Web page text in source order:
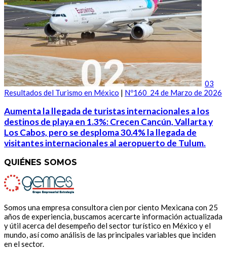
03
Resultados del Turismo en México | Nº160_24 de Marzo de 2026
Aumenta la llegada de turistas internacionales a los
destinos de playa en 1.3%: Crecen Cancún, Vallarta y
Los Cabos, pero se desploma 30.4% la llegada de
visitantes internacionales al aeropuerto de Tulum.
QUIÉNES SOMOS
Somos una empresa consultora cien por ciento Mexicana con 25
años de experiencia, buscamos acercarte información actualizada
y útil acerca del desempeño del sector turístico en México y el
mundo, así como análisis de las principales variables que inciden
en el sector.